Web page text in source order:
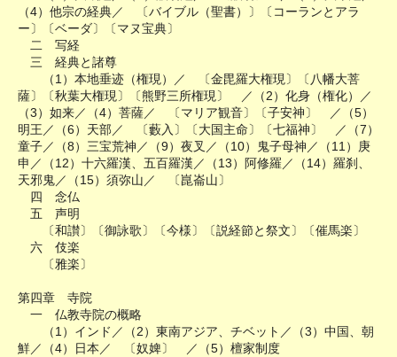
（4）他宗の経典／ 〔バイブル（聖書）〕〔コーランとアラ
ー〕〔ベーダ〕〔マヌ宝典〕
二 写経
三 経典と諸尊
（1）本地垂迹（権現）／ 〔金毘羅大権現〕〔八幡大菩
薩〕〔秋葉大権現〕〔熊野三所権現〕 ／（2）化身（権化）／
（3）如来／（4）菩薩／ 〔マリア観音〕〔子安神〕 ／（5）
明王／（6）天部／ 〔藪入〕〔大国主命〕〔七福神〕 ／（7）
童子／（8）三宝荒神／（9）夜叉／（10）鬼子母神／（11）庚
申／（12）十六羅漢、五百羅漢／（13）阿修羅／（14）羅刹、
天邪鬼／（15）須弥山／ 〔崑崙山〕
四 念仏
五 声明
〔和讃〕〔御詠歌〕〔今様〕〔説経節と祭文〕〔催馬楽〕
六 伎楽
〔雅楽〕
第四章 寺院
一 仏教寺院の概略
（1）インド／（2）東南アジア、チベット／（3）中国、朝
鮮／（4）日本／ 〔奴婢〕 ／（5）檀家制度